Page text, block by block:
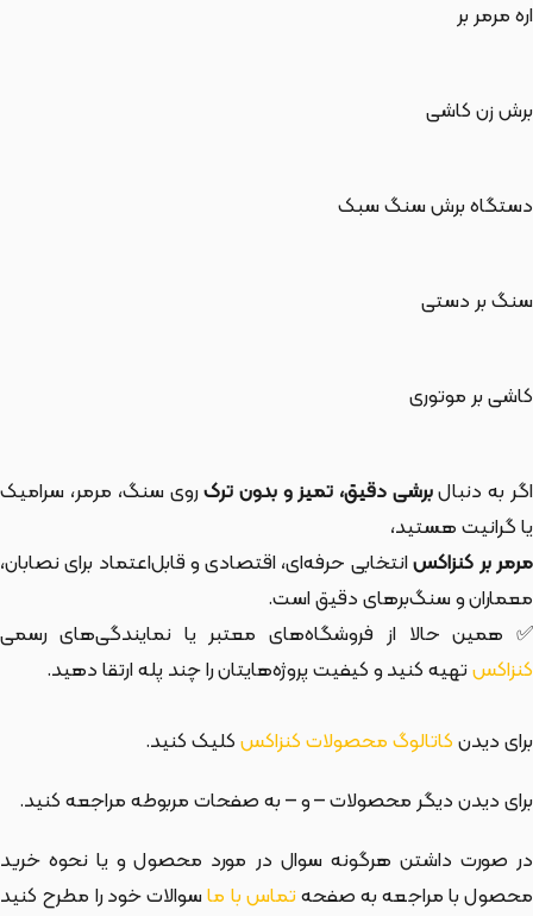
اره مرمر بر
برش زن کاشی
دستگاه برش سنگ سبک
سنگ بر دستی
کاشی بر موتوری
اگر به دنبالبرشی دقیق، تمیز و بدون ترکروی سنگ، مرمر، سرامیک
یا گرانیت هستید،
مرمر بر کنزاکسانتخابی حرفه‌ای، اقتصادی و قابل‌اعتماد برای نصابان،
معماران و سنگ‌برهای دقیق است.
✅ همین حالا از فروشگاه‌های معتبر یا نمایندگی‌های رسمی
کنزاکستهیه کنید و کیفیت پروژه‌هایتان را چند پله ارتقا دهید.
برای دیدنکاتالوگ محصولات کنزاکسکلیک کنید.
برای دیدن دیگر محصولات– و– به صفحات مربوطه مراجعه کنید.
در صورت داشتن هرگونه سوال در مورد محصول و یا نحوه خرید
محصول با مراجعه به صفحهتماس با ماسوالات خود را مطرح کنید